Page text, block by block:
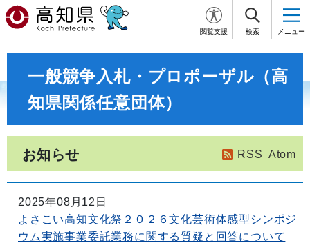
閲覧支援 検索 メニュー
一般競争入札・プロポーザル（高
知県関係任意団体）
お知らせ RSS Atom
2025年08月12日
よさこい高知文化祭２０２６文化芸術体感型シンポジ
ウム実施事業委託業務に関する質疑と回答について